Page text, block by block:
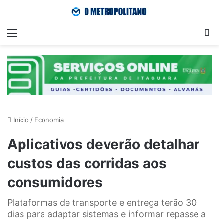
Menu
Início / Economia
Aplicativos deverão detalhar
custos das corridas aos
consumidores
Plataformas de transporte e entrega terão 30
dias para adaptar sistemas e informar repasse a